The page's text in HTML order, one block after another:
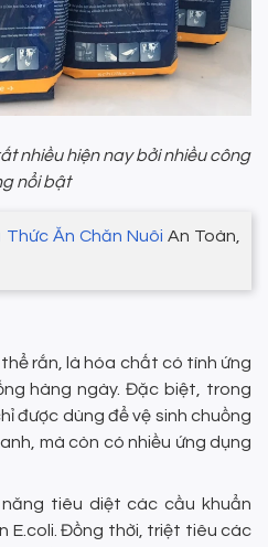
nhiều hiện nay bởi nhiều công
nổi bật
Thức Ăn Chăn Nuôi An Toàn,
rắn, là hóa chất có tính ứng
hàng ngày. Đặc biệt, trong
được dùng để vệ sinh chuồng
mà còn có nhiều ứng dụng
tiêu diệt các cầu khuẩn
E.coli. Đồng thời, triệt tiêu các